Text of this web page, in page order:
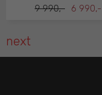
9 990,- 6 990,-
next